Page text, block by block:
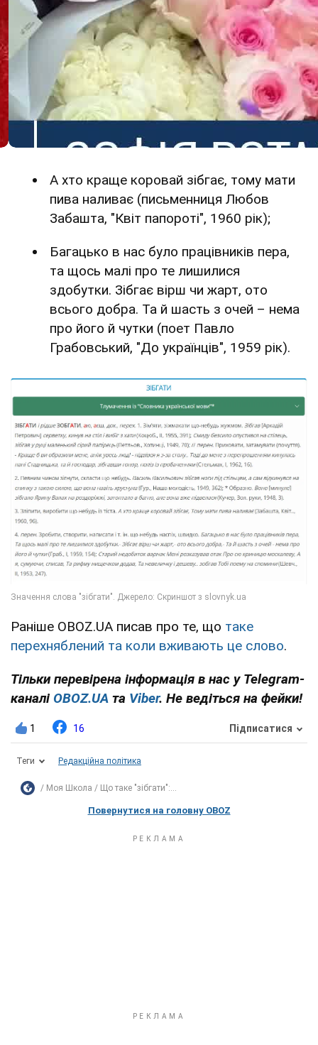
А хто краще коровай зібгає, тому мати
пива наливає (письменниця Любов
Забашта, "Квіт папороті", 1960 рік);
Багацько в нас було працівників пера,
та щось малі про те лишилися
здобутки. Зібгає вірш чи жарт, ото
всього добра. Та й шасть з очей – нема
про його й чутки (поет Павло
Грабовський, "До українців", 1959 рік).
Раніше OBOZ.UA писав про те, що таке
перехняблений та коли вживають це слово.
Тільки перевірена інформація в нас у Telegram-
каналі OBOZ.UA та Viber. Не ведіться на фейки!
1 16 Підписатися
Теги Редакційна політика
Моя Школа Що таке "зібгати":...
Повернутися на головну OBOZ